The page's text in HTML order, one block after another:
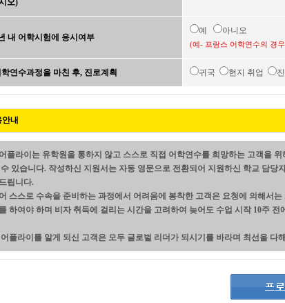
오)
내 어학시험에 응시여부
예 아니오
(예- 프랑스 어학연수의 경
학연수과정을 마친 후, 진로계획 귀국 현지 취업
안내
플라이는 유학원을 통하지 않고 스스로 직접 어학연수를 희망하는 고객을
있습니다. 작성하신 지원서는 자동 영문으로 전환되어 지원하신 학교 담
립니다.
스스로 수속을 준비하는 과정에서 어려움에 봉착한 고객은 요청에 의해서
하여야 하며 비자 취득에 걸리는 시간을 고려하여 늦어도 수업 시작 10주
플라이를 알게 되신 고객은 모두 글로벌 리더가 되시기를 바라며 최선을 다